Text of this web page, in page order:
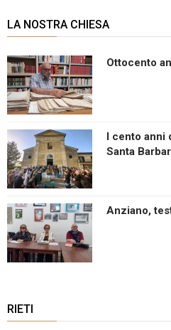
LA NOSTRA CHIESA
Ottocento
I cento anni
Santa
Anziano,
RIETI